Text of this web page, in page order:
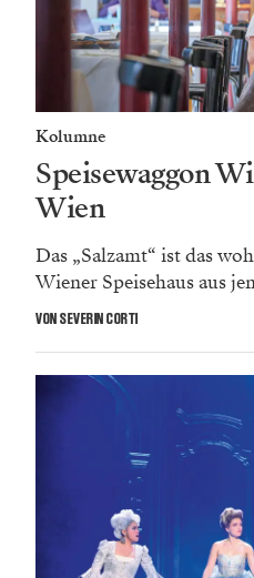
Kolumne
Speisewaggon
Wien
Das „Salzamt“ ist das
Wiener Speisehaus aus
VON SEVERIN CORTI